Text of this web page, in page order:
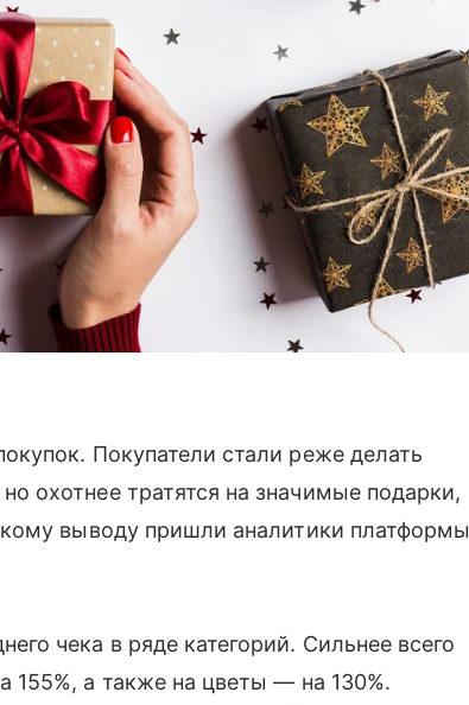
Покупатели стали реже делать
охотнее тратятся на значимые подарки,
выводу пришли аналитики платформы
чека в ряде категорий. Сильнее всего
а также на цветы — на 130%.